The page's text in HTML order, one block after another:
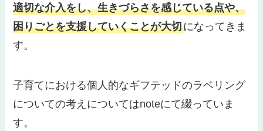
適切な介入をし、生きづらさを感じている点や、
困りごとを支援していくことが大切になってきま
す。
子育てにおける個人的なギフテッドのラベリング
についての考えについてはnoteにて綴っていま
す。